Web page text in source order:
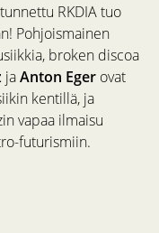
RKDIA tuo
Pohjoismainen
broken discoa
jaAnton Eger ovat
kentillä, ja
vapaa ilmaisu
futurismiin.